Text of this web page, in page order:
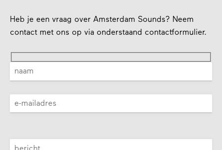
Heb je een vraag over Amsterdam Sounds? Neem
contact met ons op via onderstaand contactformulier.